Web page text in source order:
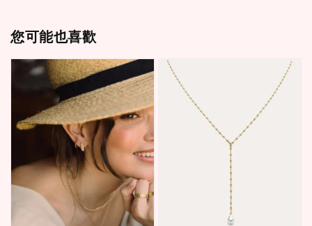
您可能也喜歡